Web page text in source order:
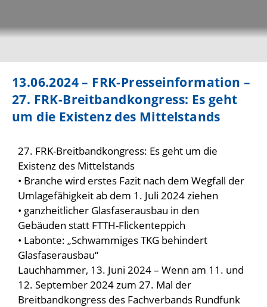
13.06.2024 – FRK-Presseinformation –
27. FRK-Breitbandkongress: Es geht
um die Existenz des Mittelstands
27. FRK-Breitbandkongress: Es geht um die
Existenz des Mittelstands
• Branche wird erstes Fazit nach dem Wegfall der
Umlagefähigkeit ab dem 1. Juli 2024 ziehen
• ganzheitlicher Glasfaserausbau in den
Gebäuden statt FTTH-Flickenteppich
• Labonte: „Schwammiges TKG behindert
Glasfaserausbau“
Lauchhammer, 13. Juni 2024 – Wenn am 11. und
12. September 2024 zum 27. Mal der
Breitbandkongress des Fachverbands Rundfunk